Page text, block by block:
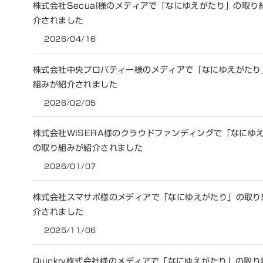
株式会社Secual様のメディアで「なにゆえがたり」の取り
介されました
2026/04/16
株式会社中央プロパティー様のメディアで「なにゆえがた
組みが紹介されました
2026/02/05
株式会社WISERA様のクラウドファンディングで「なにゆ
の取り組みが紹介されました
2026/01/07
株式会社スマサポ様のメディアで「なにゆえがたり」の取
介されました
2025/11/06
Quickry株式会社様のメディアで「なにゆえがたり」の取り